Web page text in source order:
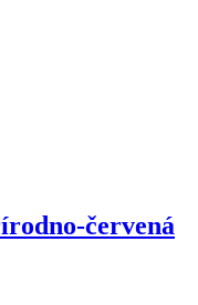
červená